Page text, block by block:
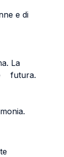
e di
La
futura.